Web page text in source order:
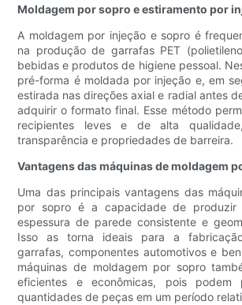
Moldagem por sopro e estiramento por
A moldagem por injeção e sopro é
na produção de garrafas PET
bebidas e produtos de higiene pessoal.
pré-forma é moldada por injeção e, em
estirada nas direções axial e radial antes
adquirir o formato final. Esse método
recipientes leves e de alta
transparência e propriedades de barreira.
Vantagens das máquinas de moldagem
Uma das principais vantagens das
por sopro é a capacidade de produzir
espessura de parede consistente e
Isso as torna ideais para a
garrafas, componentes automotivos e
máquinas de moldagem por sopro
eficientes e econômicas, pois podem
quantidades de peças em um período